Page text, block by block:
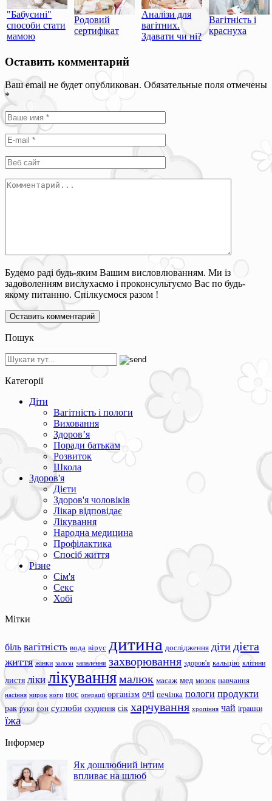
"Бабусині"
способи стати
мамою
Родовий
сертифікат
Аналізи для
вагітних.
Здавати чи ні?
Вагітність і
краснуха
Оставить комментарий
Ваш email не будет опубликован. Обязательные поля отмечены
*
Будемо раді будь-яким Вашим висловлюванням. Ми із
задоволенням вислухаємо і проконсультуємо Вас по будь-
якому питанню. Спілкуємося разом !
Пошук
Категорії
Діти
Вагітність і пологи
Виховання
Здоров’я
Поради батькам
Розвиток
Школа
Здоров'я
Дієти
Здоров'я чоловіків
Лікар відповідає
Лікування
Народна медицина
Профілактика
Спосіб життя
Різне
Сім'я
Секс
Хобі
Мітки
біль вагітність вода вірус дитина дослідження діти дієта
життя жінки залози запалення захворювання здоров'я кальцію клітини
листя ліки лікуваннямалюк масаж мед мозок навчання
насіння нирок ноги нос операції організм очі печінка пологи продукти
рак руки сон суглоби схуднення сік харчування хропіння чай іграшки
їжа
Інформер
Як дошлюбний інтим
впливає на шлюб